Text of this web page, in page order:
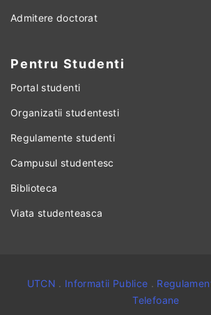
Admitere doctorat
Pentru Studenti
Portal studenti
Organizatii studentesti
Regulamente studenti
Campusul studentesc
Biblioteca
Viata studenteasca
UTCN . Informatii Publice .
Telefoane